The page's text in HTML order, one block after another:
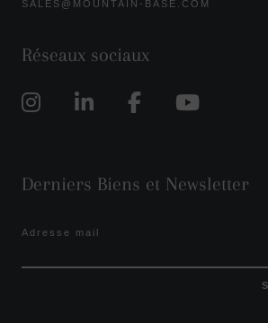
SALES@MOUNTAIN-BASE.COM
Réseaux sociaux
Derniers Biens et Newsletter
Adresse mail